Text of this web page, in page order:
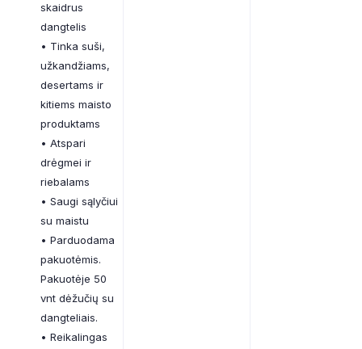
skaidrus
dangtelis
• Tinka suši,
užkandžiams,
desertams ir
kitiems maisto
produktams
• Atspari
drėgmei ir
riebalams
• Saugi sąlyčiui
su maistu
• Parduodama
pakuotėmis.
Pakuotėje 50
vnt dėžučių su
dangteliais.
• Reikalingas